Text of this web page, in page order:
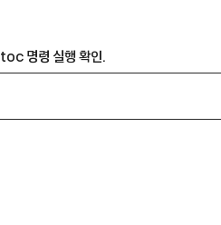
명령 실행 확인.